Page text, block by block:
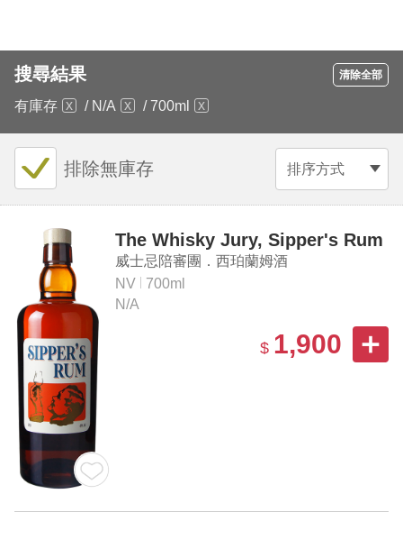
搜尋結果 清除全部
有庫存 / N/A / 700ml
排序方式
排除無庫存
The Whisky Jury, Sipper's Rum
威士忌陪審團．西珀蘭姆酒
NV
700ml
N/A
$ 1,900